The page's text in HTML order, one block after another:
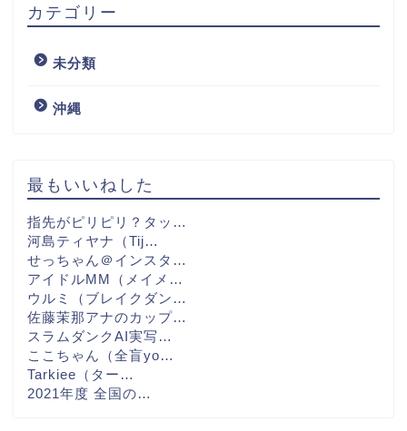
カテゴリー
未分類
沖縄
最もいいねした
指先がピリピリ？タッ…
河島ティヤナ（Tij…
せっちゃん＠インスタ…
アイドルMM（メイメ…
ウルミ（ブレイクダン…
佐藤茉那アナのカップ…
スラムダンクAI実写…
ここちゃん（全盲yo…
Tarkiee（ター…
2021年度 全国の…